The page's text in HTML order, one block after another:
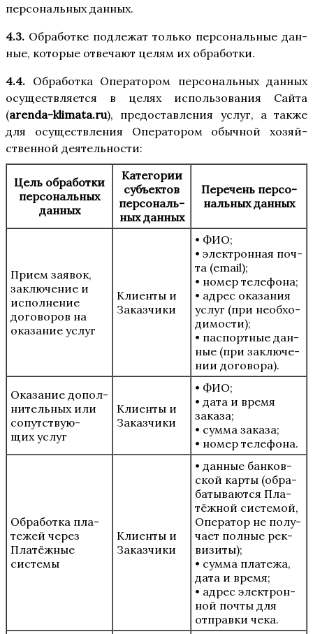
пер­со­наль­ных данных.
4.3. Обра­бот­ке под­ле­жат толь­ко пер­со­наль­ные дан­
ные, кото­рые отве­ча­ют целям их обработки.
4.4. Обра­бот­ка Опе­ра­то­ром пер­со­наль­ных дан­ных
осу­ществ­ля­ет­ся в целях исполь­зо­ва­ния Сай­та
(arenda-klimata.ru), предо­став­ле­ния услуг, а так­же
для осу­ществ­ле­ния Опе­ра­то­ром обыч­ной хозяй­
ствен­ной деятельности:
Цель обра­бот­ки
пер­со­наль­ных
данных
Кате­го­рии
субъ­ек­тов
пер­со­наль­
ных данных
Пере­чень пер­со­
наль­ных данных
При­ем заявок,
заклю­че­ние и
испол­не­ние
дого­во­ров на
ока­за­ние услуг
Кли­ен­ты и
Заказчики
• ФИО;
• элек­трон­ная поч­
та (email);
• номер теле­фо­на;
• адрес ока­за­ния
услуг (при необ­хо­
ди­мо­сти);
• пас­порт­ные дан­
ные (при заклю­че­
нии договора).
Ока­за­ние допол­
ни­тель­ных или
сопут­ству­ю­
щих услуг
Кли­ен­ты и
Заказчики
• ФИО;
• дата и вре­мя
зака­за;
• сум­ма зака­за;
• номер телефона.
Обра­бот­ка пла­
те­жей через
Пла­тёж­ные
системы
Кли­ен­ты и
Заказчики
• дан­ные бан­ков­
ской кар­ты (обра­
ба­ты­ва­ют­ся Пла­
тёж­ной систе­мой,
Опе­ра­тор не полу­
ча­ет пол­ные рек­
ви­зи­ты);
• сум­ма пла­те­жа,
дата и вре­мя;
• адрес элек­трон­
ной почты для
отправ­ки чека.